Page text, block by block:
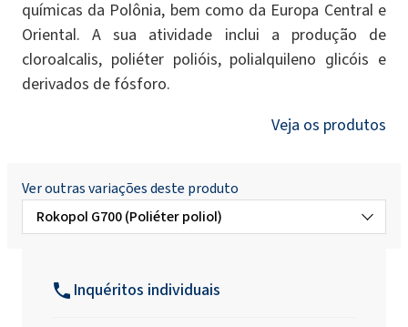
químicas da Polônia, bem como da Europa Central e
Oriental. A sua atividade inclui a produção de
cloroalcalis, poliéter polióis, polialquileno glicóis e
derivados de fósforo.
Veja os produtos
Ver outras variações deste produto
Rokopol G700 (Poliéter poliol)
Inquéritos individuais